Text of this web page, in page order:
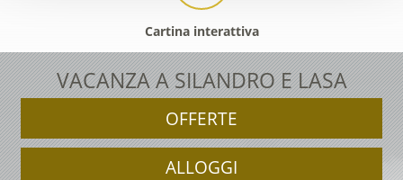
Cartina interattiva
VACANZA A SILANDRO E LASA
OFFERTE
ALLOGGI